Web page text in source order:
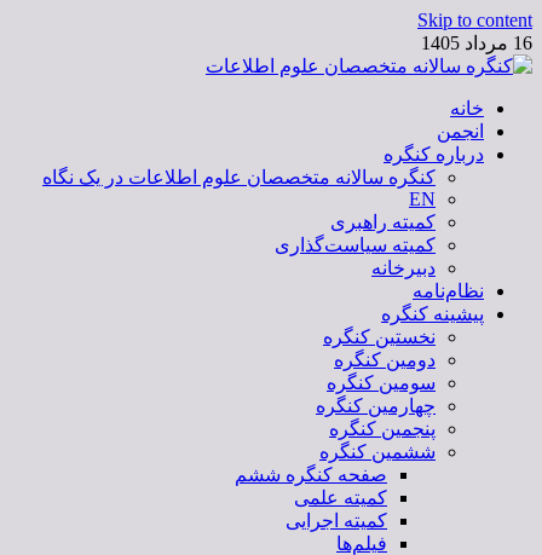
Skip to content
16 مرداد 1405
کنگره سالانه متخصصان علوم اطلاعات
خانه
انجمن
درباره کنگره
کنگره سالانه متخصصان علوم اطلاعات در یک نگاه
EN
کمیته راهبری
کمیته سیاست‌گذاری
دبیرخانه
نظام‌نامه
پیشینه کنگره
نخستین کنگره
دومین کنگره
سومین کنگره
چهارمین کنگره
پنجمین کنگره
ششمین کنگره
صفحه کنگره ششم
کمیته علمی
کمیته اجرایی
فیلم‌ها